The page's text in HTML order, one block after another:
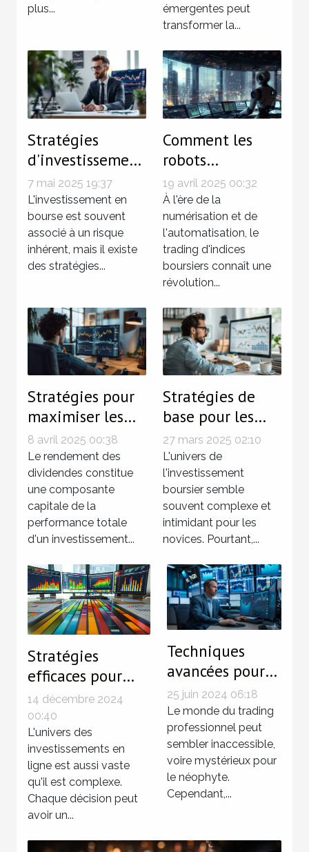
plus...
émergentes peut
transformer la...
Stratégies
d'investissement
à faible risque
pour diversifier
votre
portefeuille
boursier
7 mai 2025 19:37
L'investissement en
bourse est souvent
associé à un risque
inhérent, mais il existe
des stratégies...
Comment les
robots
automatiques
transforment-ils
le trading
d'indices
boursiers ?
19 avril 2025 00:32
À l'ère de la
numérisation et de
l'automatisation, le
trading d'indices
boursiers connaît une
révolution...
Stratégies pour
maximiser les
retours sur
investissement
via les
dividendes
8 avril 2025 00:38
Le rendement des
dividendes constitue
une composante
capitale de la
performance totale
d'un investissement...
Stratégies de
base pour les
débutants en
investissement
boursier
27 mars 2025 02:10
L'univers de
l'investissement
boursier semble
souvent complexe et
intimidant pour les
novices. Pourtant,...
Stratégies
efficaces pour
optimiser votre
portefeuille
d'investissements
en ligne
14 décembre 2024
00:40
L'univers des
investissements en
ligne est aussi vaste
qu'il est complexe.
Chaque décision peut
avoir un...
Techniques
avancées pour
devenir un
trader
professionnel
25 juin 2024 06:18
Le monde du trading
professionnel peut
sembler inaccessible,
voire mystérieux pour
le néophyte.
Cependant,...